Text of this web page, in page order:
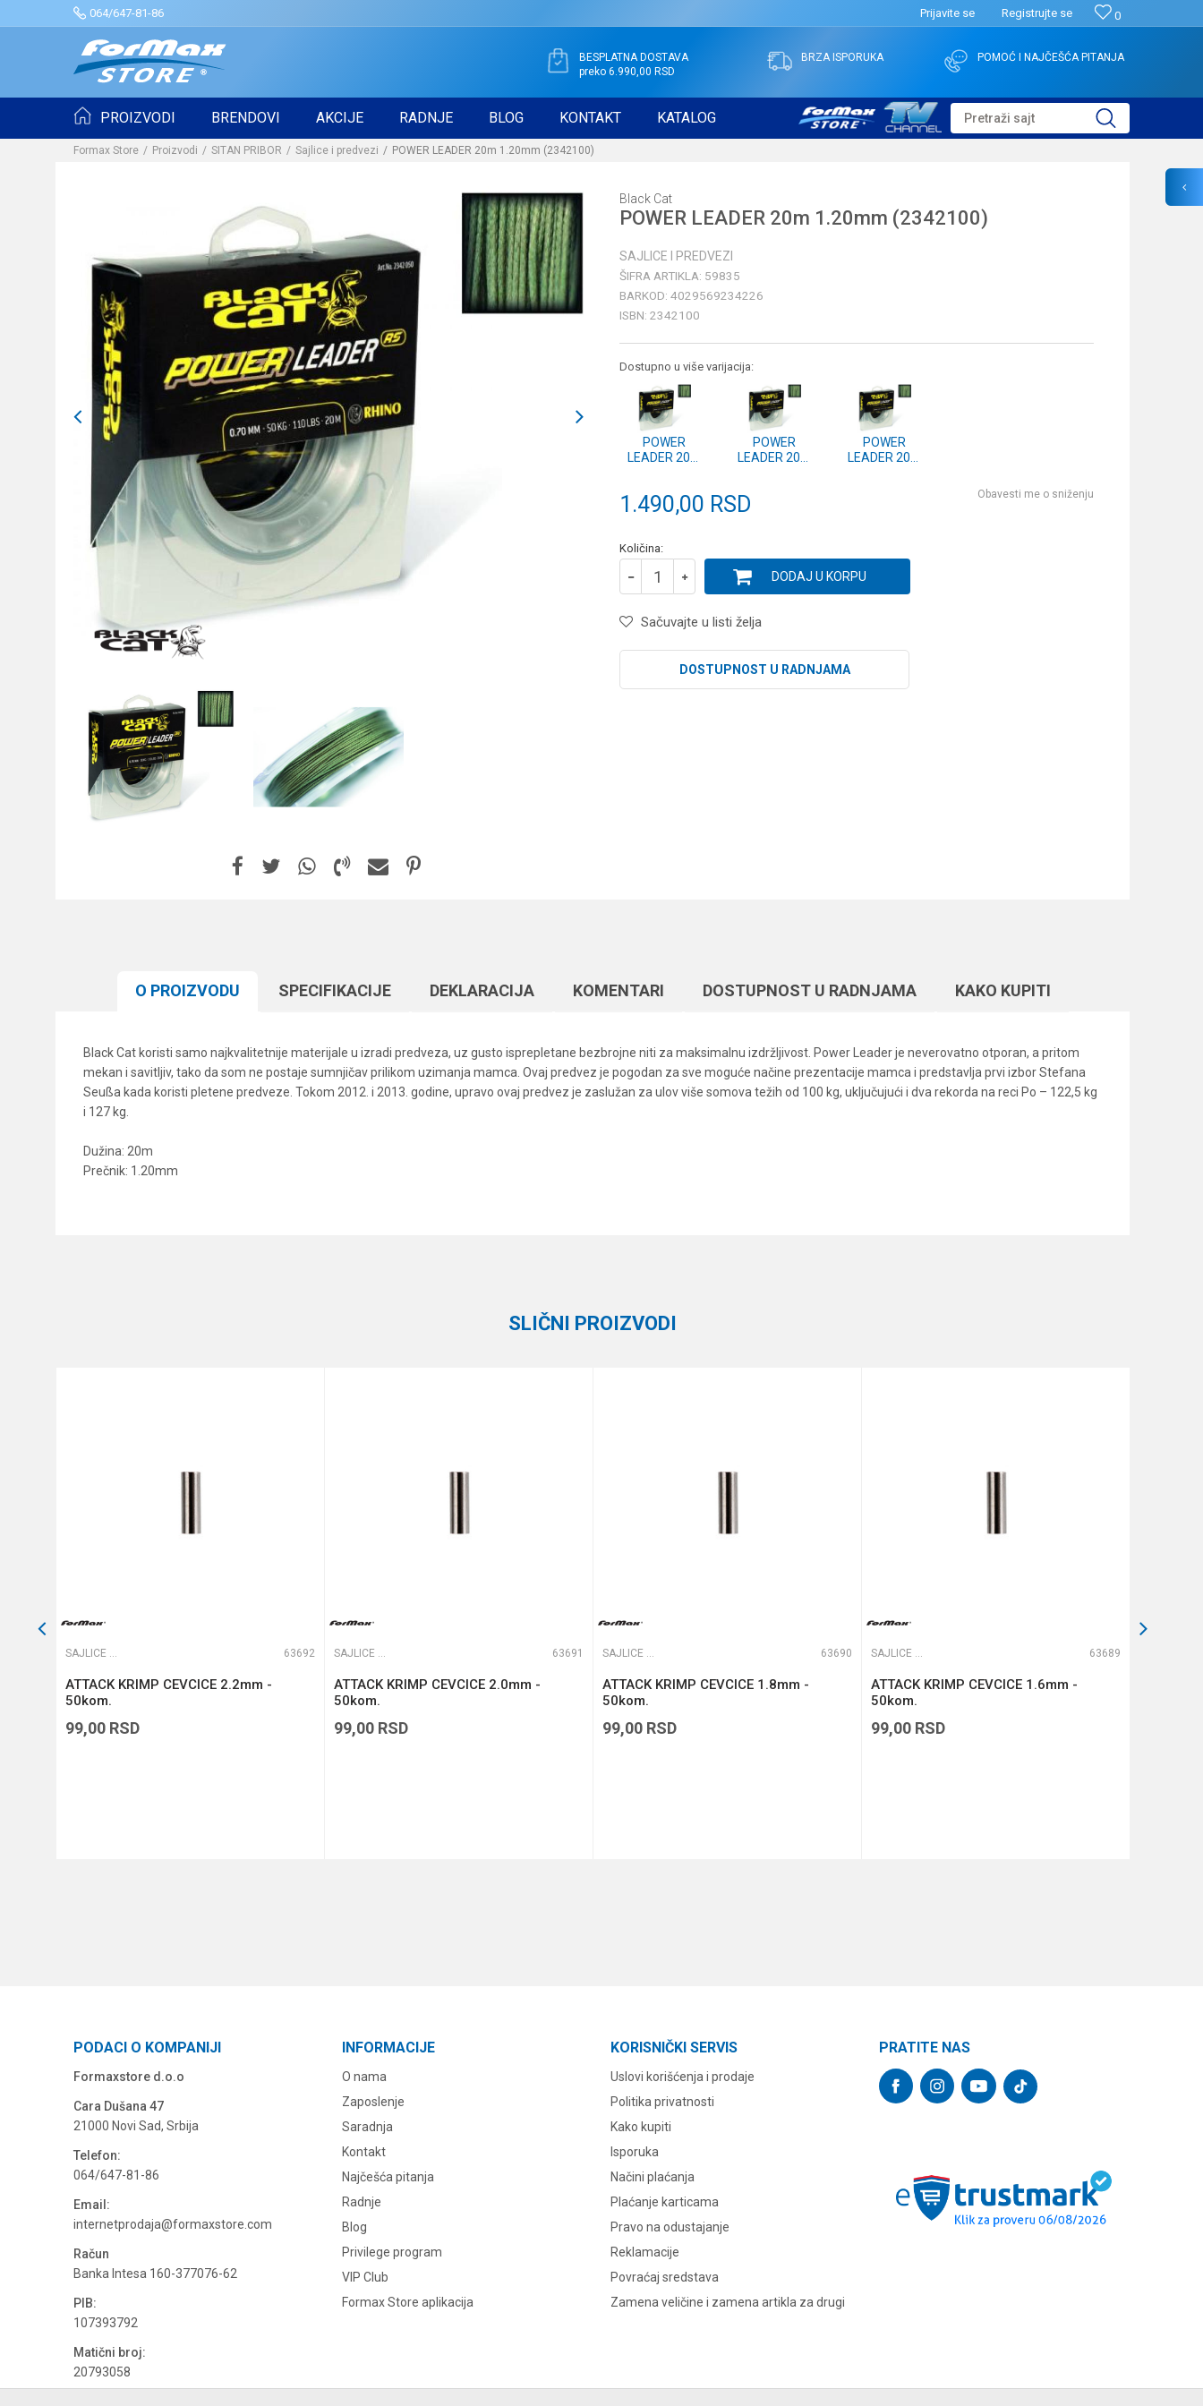
064/647-81-86 0
Prijavite se Registrujte se
BESPLATNA DOSTAVA
preko 6.990,00 RSD
BRZA ISPORUKA POMOĆ I NAJČEŠĆA PITANJA
PROIZVODI BRENDOVI AKCIJE RADNJE BLOG KONTAKT KATALOG Pretraži sajt
Formax Store Proizvodi SITAN PRIBOR Sajlice i predvezi POWER LEADER 20m 1.20mm (2342100)
Black Cat
POWER LEADER 20m 1.20mm (2342100)
SAJLICE I PREDVEZI
ŠIFRA ARTIKLA: 59835
BARKOD: 4029569234226
ISBN: 2342100
Dostupno u više varijacija:
POWER
LEADER 20m
POWER
LEADER 20m
POWER
LEADER 20m
1.490,00 RSD Obavesti me o sniženju
Količina:
DODAJ U KORPU
Sačuvajte u listi želja
DOSTUPNOST U RADNJAMA
O PROIZVODU SPECIFIKACIJЕ DEKLARACIJA KOMENTARI DOSTUPNOST U RADNJAMA KAKO KUPITI
Black Cat koristi samo najkvalitetnije materijale u izradi predveza, uz gusto isprepletane bezbrojne niti za maksimalnu izdržljivost. Power Leader je neverovatno otporan, a pritom
mekan i savitljiv, tako da som ne postaje sumnjičav prilikom uzimanja mamca. Ovaj predvez je pogodan za sve moguće načine prezentacije mamca i predstavlja prvi izbor Stefana
Seußa kada koristi pletene predveze. Tokom 2012. i 2013. godine, upravo ovaj predvez je zaslužan za ulov više somova težih od 100 kg, uključujući i dva rekorda na reci Po – 122,5 kg
i 127 kg.
Dužina: 20m
Prečnik: 1.20mm
SLIČNI PROIZVODI
SAJLICE I PREDVEZI 63692
ATTACK KRIMP CEVCICE 2.2mm -
50kom.
99,00 RSD
SAJLICE I PREDVEZI 63691
ATTACK KRIMP CEVCICE 2.0mm -
50kom.
99,00 RSD
SAJLICE I PREDVEZI 63690
ATTACK KRIMP CEVCICE 1.8mm -
50kom.
99,00 RSD
SAJLICE I PREDVEZI 63689
ATTACK KRIMP CEVCICE 1.6mm -
50kom.
99,00 RSD
PODACI O KOMPANIJI
Formaxstore d.o.o
Cara Dušana 47
21000 Novi Sad, Srbija
Telefon:
064/647-81-86
Email:
internetprodaja@formaxstore.com
Račun
Banka Intesa 160-377076-62
PIB:
107393792
Matični broj:
20793058
INFORMACIJE
O nama
Zaposlenje
Saradnja
Kontakt
Najčešća pitanja
Radnje
Blog
Privilege program
VIP Club
Formax Store aplikacija
KORISNIČKI SERVIS
Uslovi korišćenja i prodaje
Politika privatnosti
Kako kupiti
Isporuka
Načini plaćanja
Plaćanje karticama
Pravo na odustajanje
Reklamacije
Povraćaj sredstava
Zamena veličine i zamena artikla za drugi
PRATITE NAS